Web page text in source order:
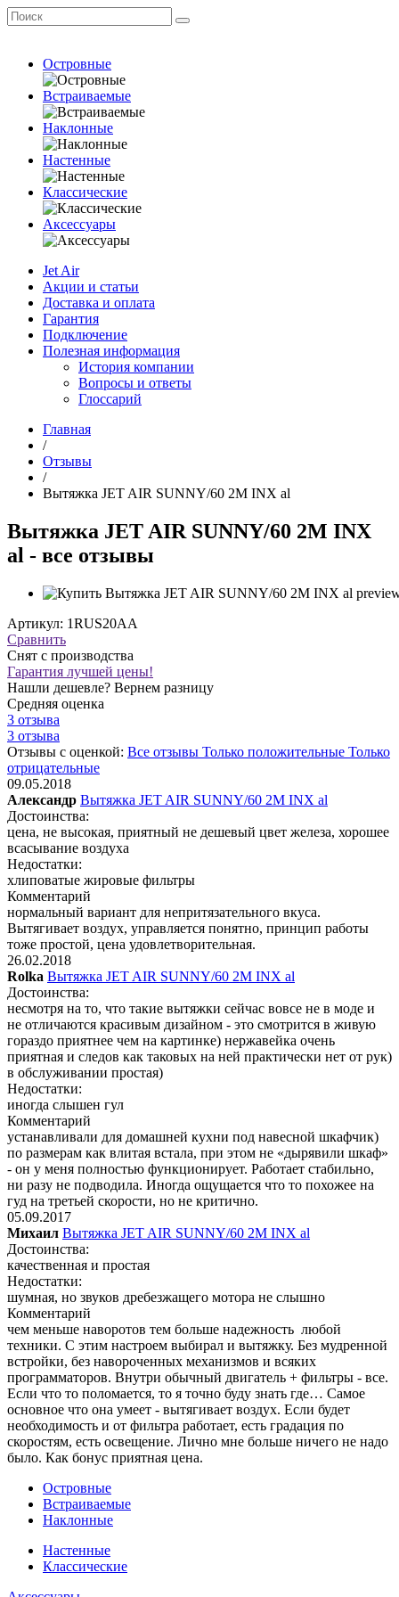
Островные
Встраиваемые
Наклонные
Настенные
Классические
Аксессуары
Jet Air
Акции и статьи
Доставка и оплата
Гарантия
Подключение
Полезная информация
История компании
Вопросы и ответы
Глоссарий
Главная
/
Отзывы
/
Вытяжка JET AIR SUNNY/60 2M INX al
Вытяжка JET AIR SUNNY/60 2M INX
al - все отзывы
Артикул: 1RUS20AA
Сравнить
Снят с производства
Гарантия лучшей цены!
Нашли дешевле? Вернем разницу
Средняя оценка
3 отзыва
3 отзыва
Отзывы с оценкой: Все отзывы Только положительные Только
отрицательные
09.05.2018
Александр Вытяжка JET AIR SUNNY/60 2M INX al
Достоинства:
цена, не высокая, приятный не дешевый цвет железа, хорошее
всасывание воздуха
Недостатки:
хлиповатые жировые фильтры
Комментарий
нормальный вариант для непритязательного вкуса.
Вытягивает воздух, управляется понятно, принцип работы
тоже простой, цена удовлетворительная.
26.02.2018
Rolka Вытяжка JET AIR SUNNY/60 2M INX al
Достоинства:
несмотря на то, что такие вытяжки сейчас вовсе не в моде и
не отличаются красивым дизайном - это смотрится в живую
гораздо приятнее чем на картинке) нержавейка очень
приятная и следов как таковых на ней практически нет от рук)
в обслуживании простая)
Недостатки:
иногда слышен гул
Комментарий
устанавливали для домашней кухни под навесной шкафчик)
по размерам как влитая встала, при этом не «дырявили шкаф»
- он у меня полностью функционирует. Работает стабильно,
ни разу не подводила. Иногда ощущается что то похожее на
гуд на третьей скорости, но не критично.
05.09.2017
Михаил Вытяжка JET AIR SUNNY/60 2M INX al
Достоинства:
качественная и простая
Недостатки:
шумная, но звуков дребезжащего мотора не слышно
Комментарий
чем меньше наворотов тем больше надежность любой
техники. С этим настроем выбирал и вытяжку. Без мудренной
встройки, без навороченных механизмов и всяких
программаторов. Внутри обычный двигатель + фильтры - все.
Если что то поломается, то я точно буду знать где… Самое
основное что она умеет - вытягивает воздух. Если будет
необходимость и от фильтра работает, есть градация по
скоростям, есть освещение. Лично мне больше ничего не надо
было. Как бонус приятная цена.
Островные
Встраиваемые
Наклонные
Настенные
Классические